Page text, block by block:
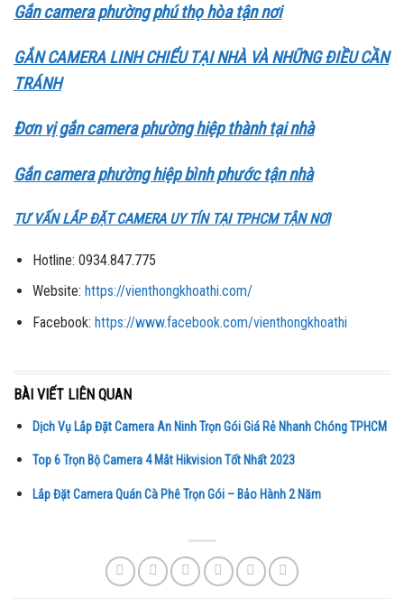
Gắn camera phường phú thọ hòa tận nơi
GẮN CAMERA LINH CHIỂU TẠI NHÀ VÀ NHỮNG ĐIỀU CẦN
TRÁNH
Đơn vị gắn camera phường hiệp thành tại nhà
Gắn camera phường hiệp bình phước tận nhà
TƯ VẤN LẮP ĐẶT CAMERA UY TÍN TẠI TPHCM TẬN NƠI
Hotline: 0934.847.775
Website: https://vienthongkhoathi.com/
Facebook: https://www.facebook.com/vienthongkhoathi
BÀI VIẾT LIÊN QUAN
Dịch Vụ Lắp Đặt Camera An Ninh Trọn Gói Giá Rẻ Nhanh Chóng TPHCM
Top 6 Trọn Bộ Camera 4 Mắt Hikvision Tốt Nhất 2023
Lắp Đặt Camera Quán Cà Phê Trọn Gói – Bảo Hành 2 Năm